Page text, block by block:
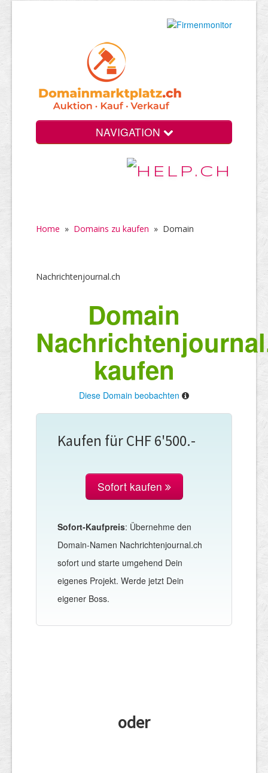
NAVIGATION
Home » Domains zu kaufen » Domain
Nachrichtenjournal.ch
Domain
kaufen
Diese Domain beobachten
Kaufen für CHF 6'500.-
Sofort kaufen
Sofort-Kaufpreis: Übernehme den
Domain-Namen Nachrichtenjournal.ch
sofort und starte umgehend Dein
eigenes Projekt. Werde jetzt Dein
eigener Boss.
oder